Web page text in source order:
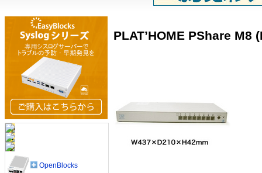
PLAT’HOME PShare M8
OpenBlocks